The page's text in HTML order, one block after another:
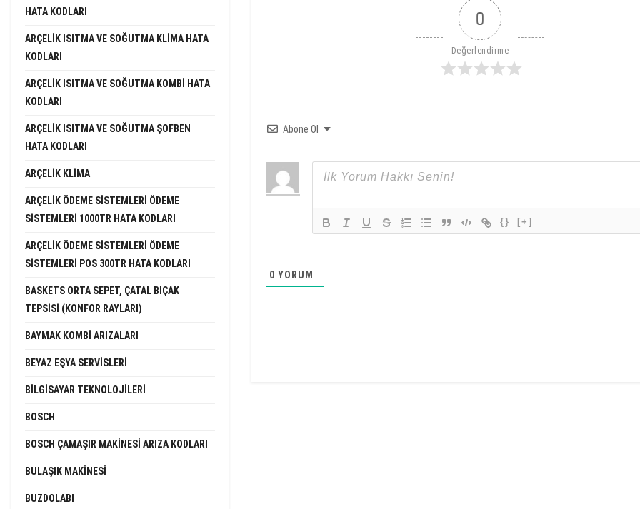
0
Değerlendirme
Abone Ol
{} [+]
0 YORUM
HATA KODLARI
ARÇELIK ISITMA VE SOĞUTMA KLIMA HATA
KODLARI
ARÇELIK ISITMA VE SOĞUTMA KOMBI HATA
KODLARI
ARÇELIK ISITMA VE SOĞUTMA ŞOFBEN
HATA KODLARI
ARÇELIK KLIMA
ARÇELIK ÖDEME SISTEMLERI ÖDEME
SISTEMLERI 1000TR HATA KODLARI
ARÇELIK ÖDEME SISTEMLERI ÖDEME
SISTEMLERI POS 300TR HATA KODLARI
BASKETS ORTA SEPET, ÇATAL BIÇAK
TEPSISI (KONFOR RAYLARI)
BAYMAK KOMBI ARIZALARI
BEYAZ EŞYA SERVISLERI
BILGISAYAR TEKNOLOJILERI
BOSCH
BOSCH ÇAMAŞIR MAKINESI ARIZA KODLARI
BULAŞIK MAKINESI
BUZDOLABI